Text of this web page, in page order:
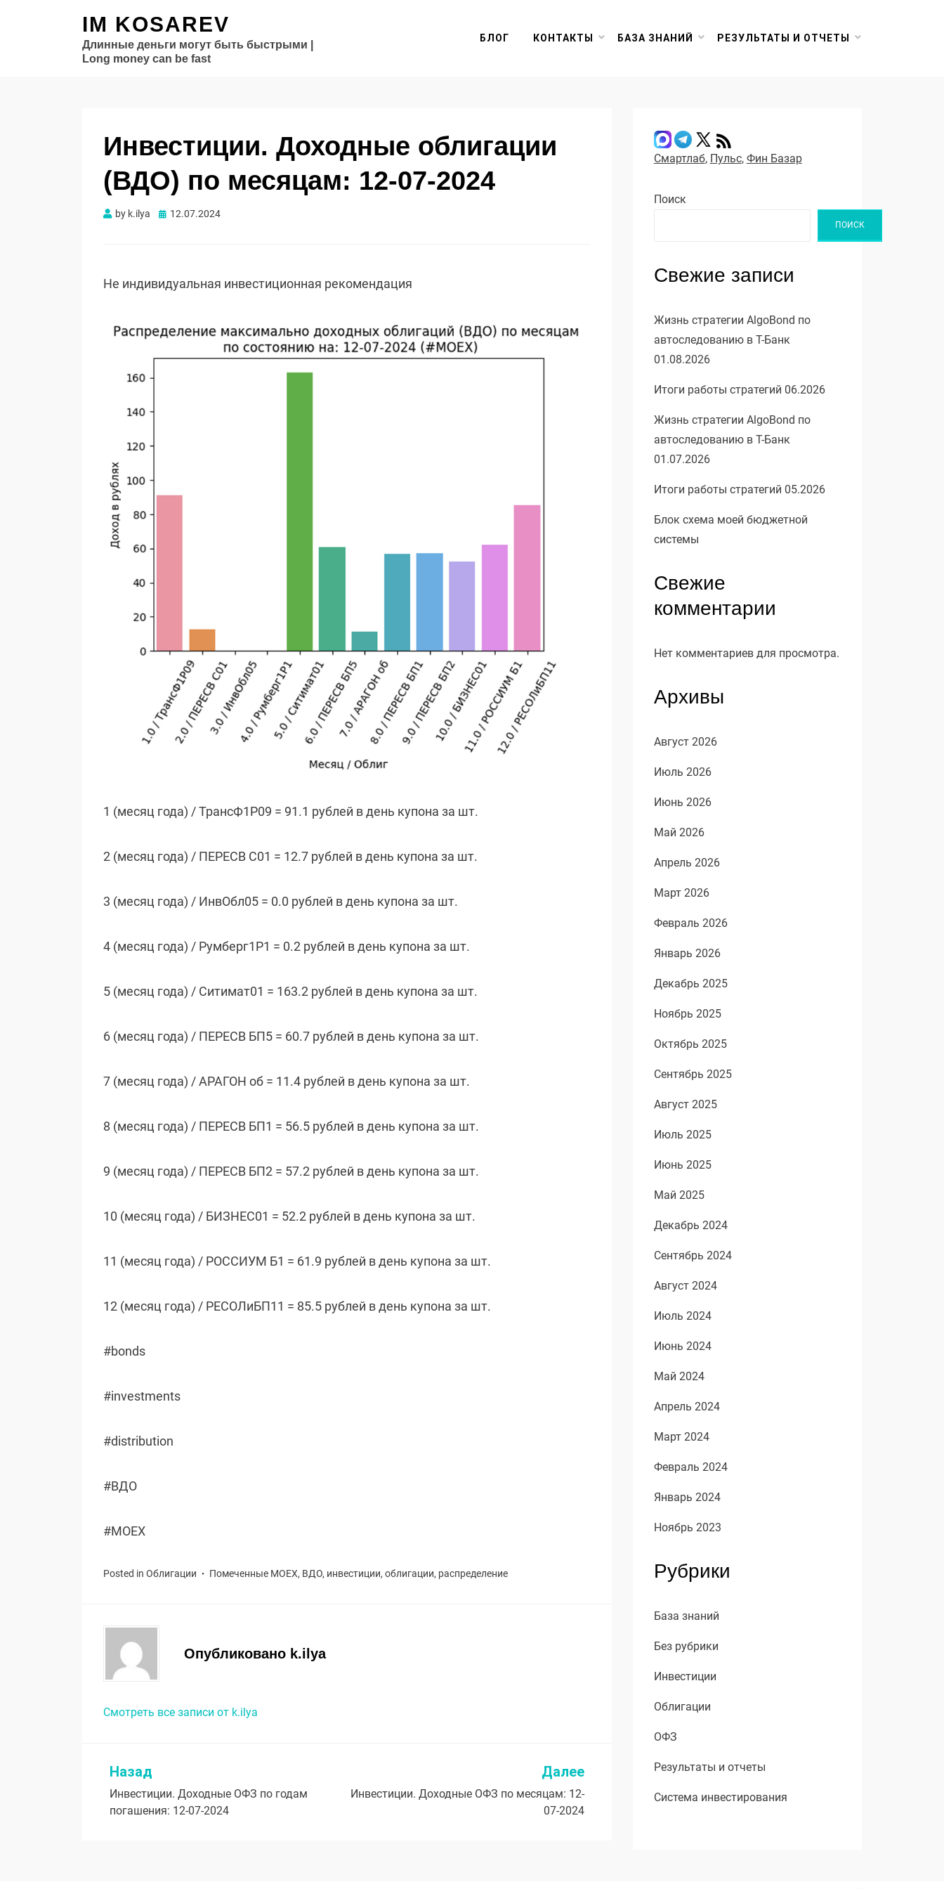
IM KOSAREV
Длинные деньги могут быть быстрыми |
Long money can be fast
БЛОГ КОНТАКТЫ БАЗА ЗНАНИЙ РЕЗУЛЬТАТЫ И ОТЧЕТЫ
Инвестиции. Доходные облигации
(ВДО) по месяцам: 12-07-2024
by k.ilya Опубликовано
12.07.2024
Не индивидуальная инвестиционная рекомендация
1 (месяц года) / ТрансФ1P09 = 91.1 рублей в день купона за шт.
2 (месяц года) / ПЕРЕСВ С01 = 12.7 рублей в день купона за шт.
3 (месяц года) / ИнвОбл05 = 0.0 рублей в день купона за шт.
4 (месяц года) / Румберг1P1 = 0.2 рублей в день купона за шт.
5 (месяц года) / Ситимат01 = 163.2 рублей в день купона за шт.
6 (месяц года) / ПЕРЕСВ БП5 = 60.7 рублей в день купона за шт.
7 (месяц года) / АРАГОН об = 11.4 рублей в день купона за шт.
8 (месяц года) / ПЕРЕСВ БП1 = 56.5 рублей в день купона за шт.
9 (месяц года) / ПЕРЕСВ БП2 = 57.2 рублей в день купона за шт.
10 (месяц года) / БИЗНЕС01 = 52.2 рублей в день купона за шт.
11 (месяц года) / РОССИУМ Б1 = 61.9 рублей в день купона за шт.
12 (месяц года) / РЕСОЛиБП11 = 85.5 рублей в день купона за шт.
#bonds
#investments
#distribution
#ВДО
#MOEX
Posted in Облигации Помеченные MOEX, ВДО, инвестиции, облигации, распределение
Опубликовано k.ilya
Смотреть все записи от k.ilya
Навигация
по
Назад
Инвестиции. Доходные ОФЗ по годам
погашения: 12-07-2024
Далее
Инвестиции. Доходные ОФЗ по месяцам: 12-
07-2024
Смартлаб, Пульс, Фин Базар
Поиск
ПОИСК
Свежие записи
Жизнь стратегии AlgoBond по
автоследованию в Т-Банк
01.08.2026
Итоги работы стратегий 06.2026
Жизнь стратегии AlgoBond по
автоследованию в Т-Банк
01.07.2026
Итоги работы стратегий 05.2026
Блок схема моей бюджетной
системы
Свежие
комментарии
Нет комментариев для просмотра.
Архивы
Август 2026
Июль 2026
Июнь 2026
Май 2026
Апрель 2026
Март 2026
Февраль 2026
Январь 2026
Декабрь 2025
Ноябрь 2025
Октябрь 2025
Сентябрь 2025
Август 2025
Июль 2025
Июнь 2025
Май 2025
Декабрь 2024
Сентябрь 2024
Август 2024
Июль 2024
Июнь 2024
Май 2024
Апрель 2024
Март 2024
Февраль 2024
Январь 2024
Ноябрь 2023
Рубрики
База знаний
Без рубрики
Инвестиции
Облигации
ОФЗ
Результаты и отчеты
Система инвестирования